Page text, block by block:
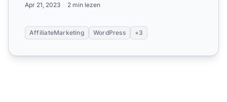
Apr 21, 2023 2 min lezen
AffiliateMarketing WordPress +3